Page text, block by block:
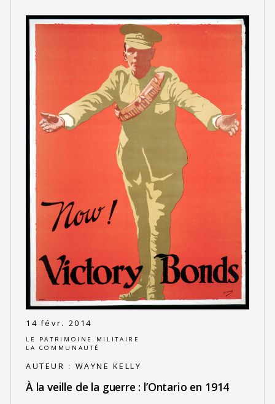
14 févr. 2014
LE PATRIMOINE MILITAIRE
LA COMMUNAUTÉ
AUTEUR : WAYNE KELLY
À la veille de la guerre : l’Ontario en 1914